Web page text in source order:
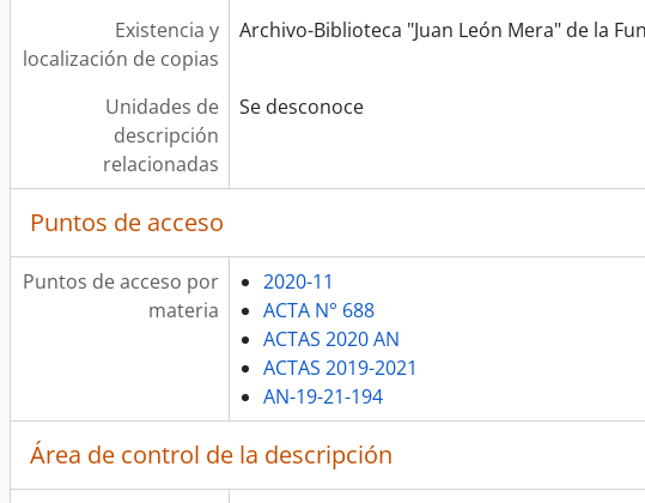
Existencia y
localización de copias
Archivo-Biblioteca "Juan León Mera" de la
Unidades de
descripción
relacionadas
Se desconoce
Puntos de acceso
Puntos de acceso por
materia
2020-11
ACTA N° 688
ACTAS 2020 AN
ACTAS 2019-2021
AN-19-21-194
Área de control de la descripción